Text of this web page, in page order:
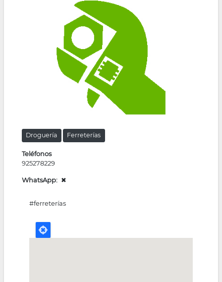
navegación
Droguería Ferreterías
Teléfonos
925278229
WhatsApp ✖
#ferreterías